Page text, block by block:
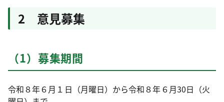
2 意見募集
（1）募集期間
令和８年６月１日（月曜日）から令和８年６月30日（火